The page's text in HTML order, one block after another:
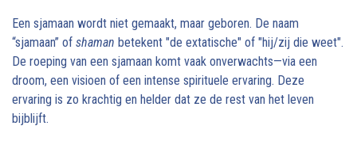
Een sjamaan wordt niet gemaakt, maar geboren. De naam
“sjamaan” of shaman betekent "de extatische" of "hij/zij die weet".
De roeping van een sjamaan komt vaak onverwachts—via een
droom, een visioen of een intense spirituele ervaring. Deze
ervaring is zo krachtig en helder dat ze de rest van het leven
bijblijft.